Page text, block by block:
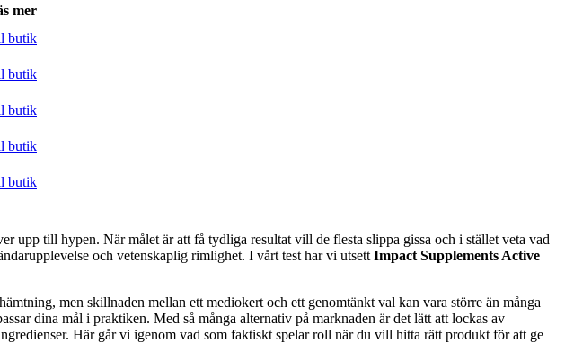
mer
butik
butik
butik
butik
butik
upp till hypen. När målet är att få tydliga resultat vill de flesta slippa gissa och i stället veta vad
och vetenskaplig rimlighet. I vårt test har vi utsett Impact Supplements Active
men skillnaden mellan ett mediokert och ett genomtänkt val kan vara större än många
dina mål i praktiken. Med så många alternativ på marknaden är det lätt att lockas av
Här går vi igenom vad som faktiskt spelar roll när du vill hitta rätt produkt för att ge